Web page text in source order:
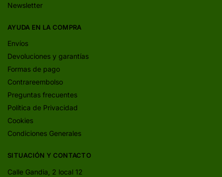
Newsletter
AYUDA EN LA COMPRA
Envíos
Devoluciones y garantías
Formas de pago
Contrareembolso
Preguntas frecuentes
Política de Privacidad
Cookies
Condiciones Generales
SITUACIÓN Y CONTACTO
Calle Gandia, 2 local 12